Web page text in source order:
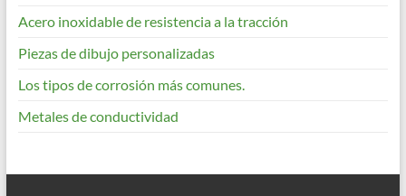
Acero inoxidable de resistencia a la tracción
Piezas de dibujo personalizadas
Los tipos de corrosión más comunes.
Metales de conductividad